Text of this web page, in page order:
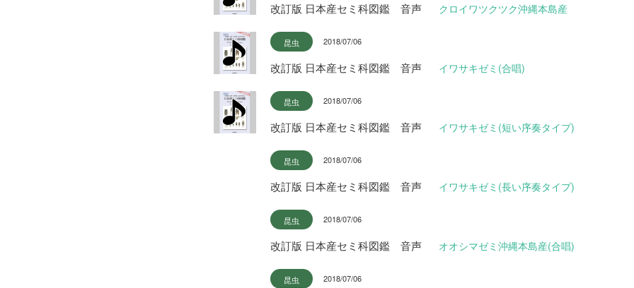
改訂版 日本産セミ科図鑑 音声 クロイワツクツク沖縄本島産
昆虫 2018/07/06
改訂版 日本産セミ科図鑑 音声 イワサキゼミ(合唱)
昆虫 2018/07/06
改訂版 日本産セミ科図鑑 音声 イワサキゼミ(短い序奏タイプ)
昆虫 2018/07/06
改訂版 日本産セミ科図鑑 音声 イワサキゼミ(長い序奏タイプ)
昆虫 2018/07/06
改訂版 日本産セミ科図鑑 音声 オオシマゼミ沖縄本島産(合唱)
昆虫 2018/07/06